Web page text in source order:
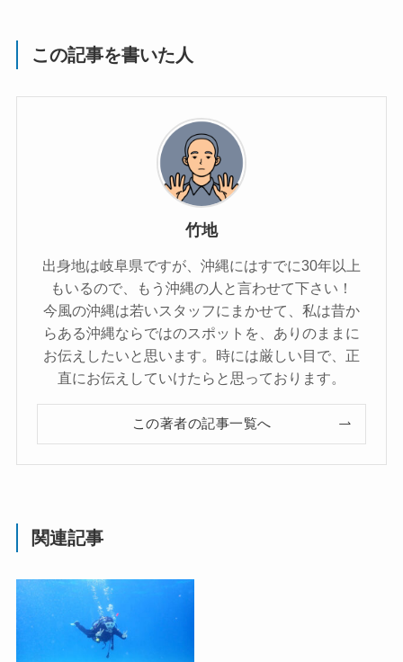
この記事を書いた人
竹地
出身地は岐阜県ですが、沖縄にはすでに30年以上
もいるので、もう沖縄の人と言わせて下さい！
今風の沖縄は若いスタッフにまかせて、私は昔か
らある沖縄ならではのスポットを、ありのままに
お伝えしたいと思います。時には厳しい目で、正
直にお伝えしていけたらと思っております。
この著者の記事一覧へ
関連記事